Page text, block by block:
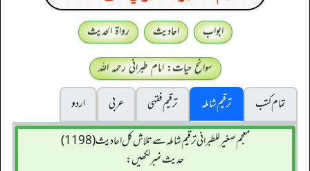
ابواب احادیث
رواۃ الحدیث
سوانح حیات: امام طبرانی رحمہ اللہ
تمام کتب
ترقیم شاملہ ترقيم فقہی عربی
اردو
معجم صغير للطبراني ترقیم شاملہ سے تلاش کل احادیث (1198)
حدیث نمبر لکھیں: